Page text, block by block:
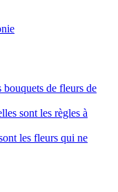
de fleurs de
sont les règles à
les fleurs qui ne